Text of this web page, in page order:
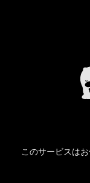
このサービスは